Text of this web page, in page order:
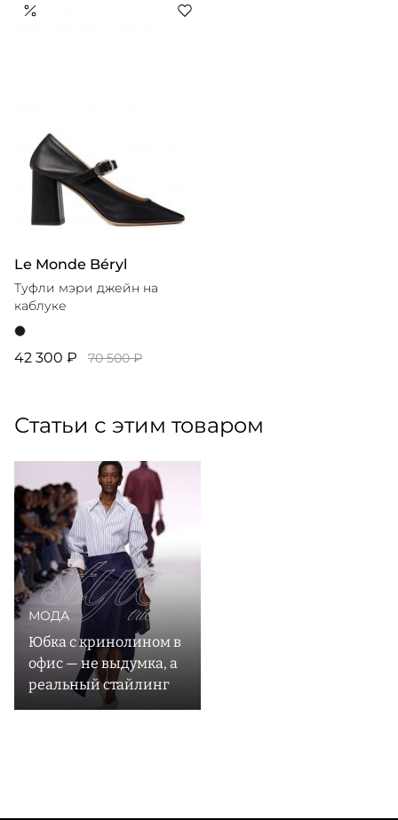
Le Monde Béryl
Туфли мэри джейн на
каблуке
42 300 ₽ 70 500 ₽
Статьи с этим товаром
МОДА
Юбка с кринолином в
офис — не выдумка, а
реальный стайлинг